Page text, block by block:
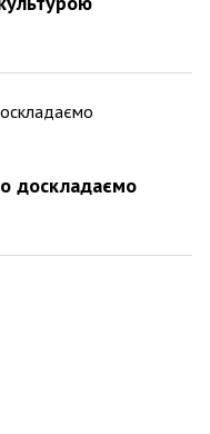
доскладаємо